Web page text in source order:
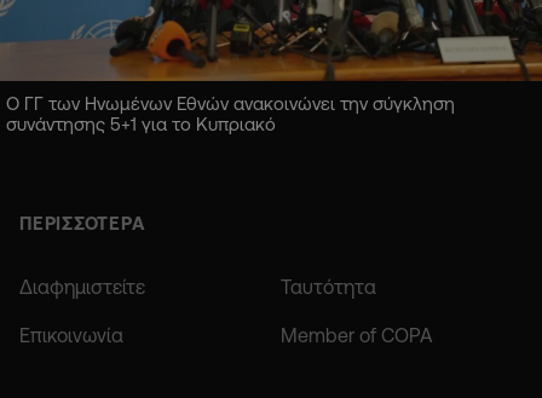
Ο ΓΓ των Ηνωμένων Εθνών ανακοινώνει την σύγκληση
συνάντησης 5+1 για το Κυπριακό
ΠΕΡΙΣΣΟΤΕΡΑ
Διαφημιστείτε Ταυτότητα
Επικοινωνία Member of COPA